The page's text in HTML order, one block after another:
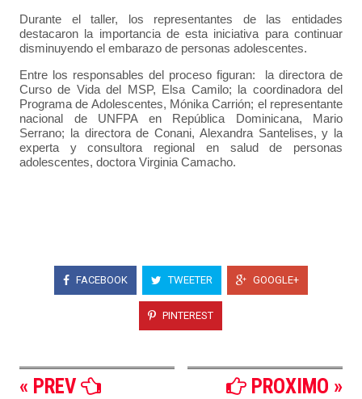
Durante el taller, los representantes de las entidades
destacaron la importancia de esta iniciativa para continuar
disminuyendo el embarazo de personas adolescentes.
Entre los responsables del proceso figuran: la directora de
Curso de Vida del MSP, Elsa Camilo; la coordinadora del
Programa de Adolescentes, Mónika Carrión; el representante
nacional de UNFPA en República Dominicana, Mario
Serrano; la directora de Conani, Alexandra Santelises, y la
experta y consultora regional en salud de personas
adolescentes, doctora Virginia Camacho.
FACEBOOK TWEETER GOOGLE+
PINTEREST
« PREV PROXIMO »